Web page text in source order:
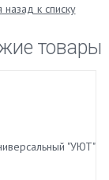
назад к списку
товары